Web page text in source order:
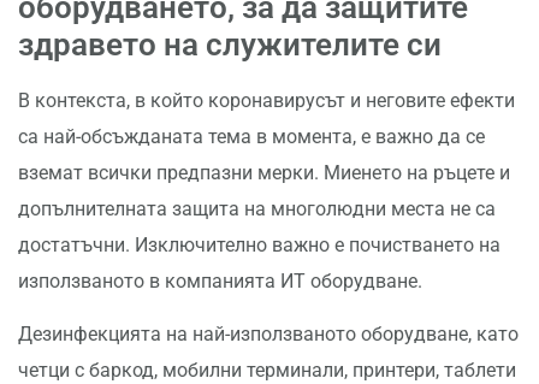
оборудването, за да защитите
здравето на служителите си
В контекста, в който коронавирусът и неговите ефекти
са най-обсъжданата тема в момента, е важно да се
вземат всички предпазни мерки. Миенето на ръцете и
допълнителната защита на многолюдни места не са
достатъчни. Изключително важно е почистването на
използваното в компанията ИТ оборудване.
Дезинфекцията на най-използваното оборудване, като
четци с баркод, мобилни терминали, принтери, таблети